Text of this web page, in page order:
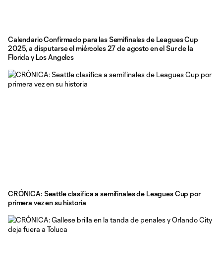
Calendario Confirmado para las Semifinales de Leagues Cup
2025, a disputarse el miércoles 27 de agosto en el Sur de la
Florida y Los Angeles
CRÓNICA: Seattle clasifica a semifinales de Leagues Cup por
primera vez en su historia